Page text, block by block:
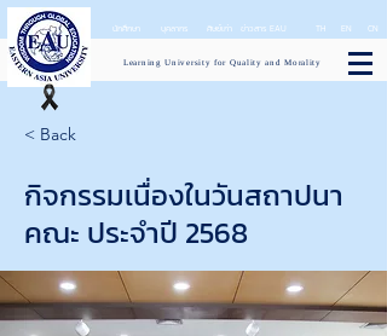
Learning University for Quality and Morality
นักศึกษา บุคลากร ศิษย์เก่า ข่าวสาร EAU TH EN CN
< Back
กิจกรรมเนื่องในวันสถาปนา
คณะ ประจำปี 2568